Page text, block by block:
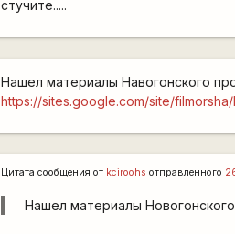
стучите.....
Нашел материалы Навогонского
https://sites.google.com/site/
Цитата сообщения от kciroohs отправленного
Нашел материалы